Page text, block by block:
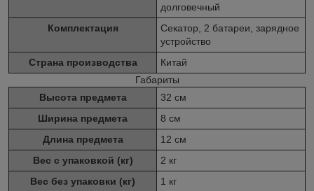
долговечный
Комплектация
Секатор, 2 батареи, зарядное
устройство
Страна производства
Китай
Габариты
Высота предмета
32 см
Ширина предмета
8 см
Длина предмета
12 см
Вес с упаковкой (кг)
2 кг
Вес без упаковки (кг)
1 кг